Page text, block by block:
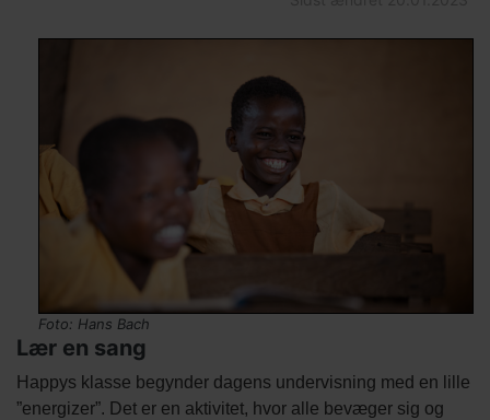
Foto: Hans Bach
Lær en sang
Tekst
afsnit
Happys klasse begynder dagens undervisning med en lille
”energizer”. Det er en aktivitet, hvor alle bevæger sig og